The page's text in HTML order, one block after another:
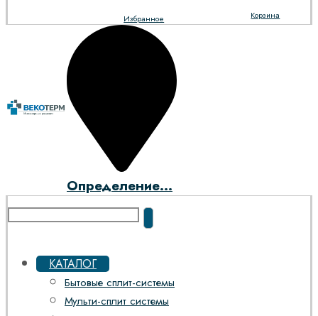
Корзина
Избранное
Определение...
КАТАЛОГ
Бытовые сплит-системы
Мульти-сплит системы